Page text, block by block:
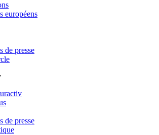
européens
de presse
de presse